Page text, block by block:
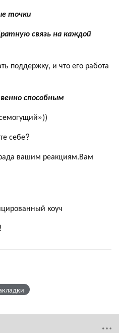
точки
связь на каждой
поддержку, и что его работа
способным
себе?
вашим реакциям.Вам
коуч
!